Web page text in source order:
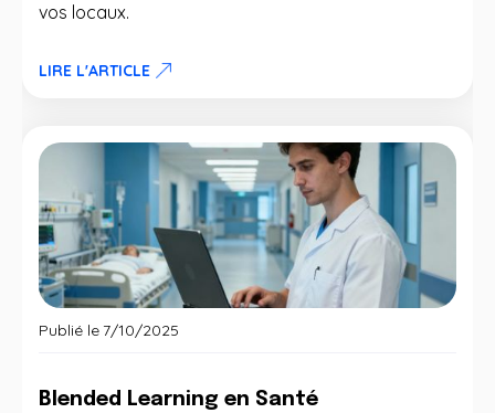
vos locaux.
LIRE L'ARTICLE
Publié le 7/10/2025
Blended Learning en Santé